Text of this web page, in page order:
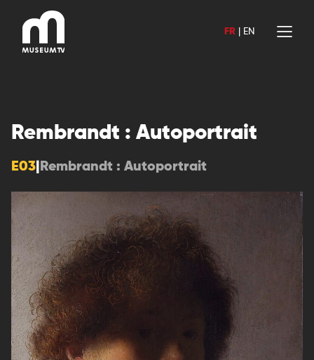
contenu
FR EN
Rembrandt : Autoportrait
E03 Rembrandt : Autoportrait